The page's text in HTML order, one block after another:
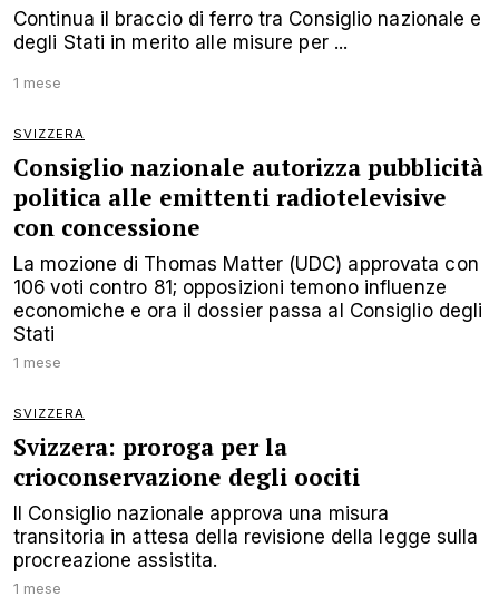
Continua il braccio di ferro tra Consiglio nazionale e
degli Stati in merito alle misure per ...
1 mese
SVIZZERA
Consiglio nazionale autorizza pubblicità
politica alle emittenti radiotelevisive
con concessione
La mozione di Thomas Matter (UDC) approvata con
106 voti contro 81; opposizioni temono influenze
economiche e ora il dossier passa al Consiglio degli
Stati
1 mese
SVIZZERA
Svizzera: proroga per la
crioconservazione degli oociti
Il Consiglio nazionale approva una misura
transitoria in attesa della revisione della legge sulla
procreazione assistita.
1 mese